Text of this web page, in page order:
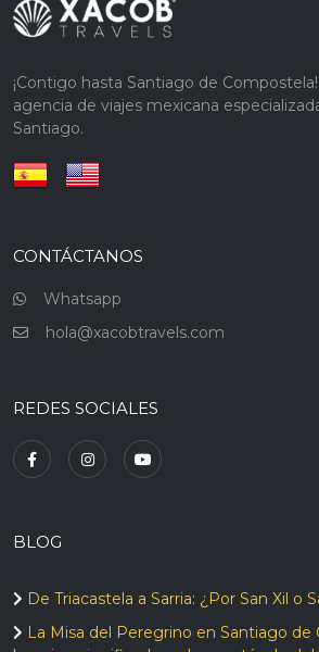
¡Contigo hasta Santiago de
agencia de viajes mexicana
Santiago.
CONTÁCTANOS
Whatsapp
hola@xacobtravels.com
REDES SOCIALES
BLOG
De Triacastela a Sarria: ¿Por San Xil o
La Misa del Peregrino en Santiago de